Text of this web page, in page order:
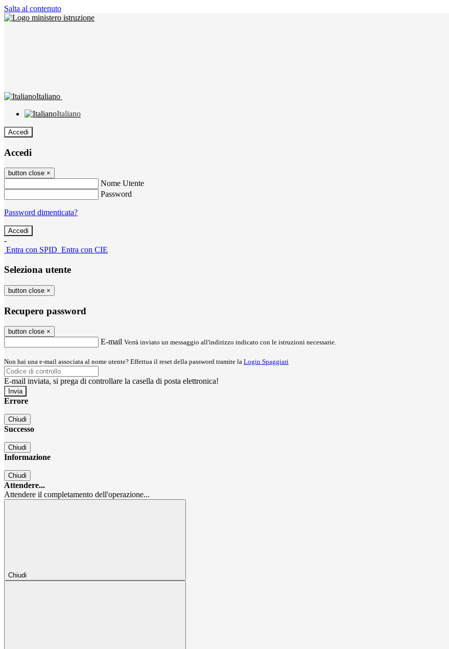
Salta al contenuto
Italiano
Italiano
Accedi
Accedi
button close ×
Nome Utente
Password
Password dimenticata?
-
Entra con SPID Entra con CIE
Seleziona utente
button close ×
Recupero password
button close ×
E-mail Verrà inviato un messaggio all'indirizzo indicato con le istruzioni necessarie.
Non hai una e-mail associata al nome utente? Effettua il reset della password tramite la Login Spaggiari
E-mail inviata, si prega di controllare la casella di posta elettronica!
Errore
Chiudi
Successo
Chiudi
Informazione
Chiudi
Attendere...
Attendere il completamento dell'operazione...
Chiudi